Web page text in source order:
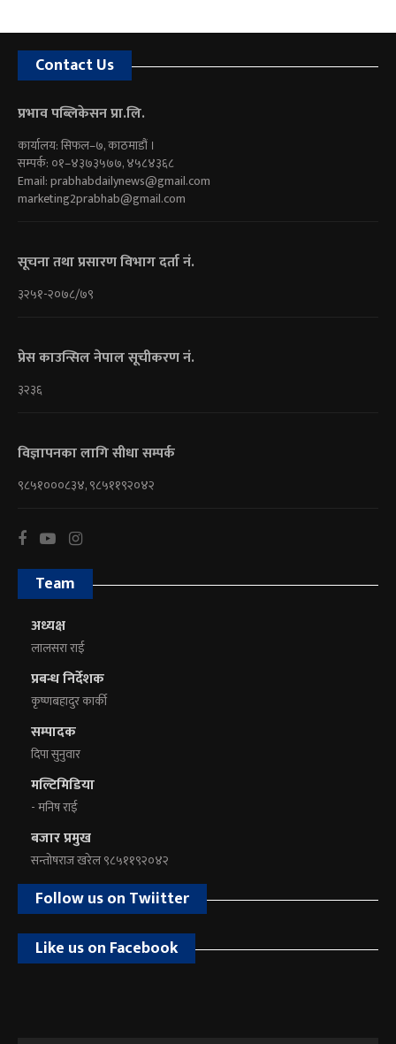
Contact Us
प्रभाव पब्लिकेसन प्रा.लि.
कार्यालय: सिफल–७, काठमाडौं ।
सम्पर्क: ०१–४३७३५७७, ४५८४३६८
Email:prabhabdailynews@gmail.com
marketing2prabhab@gmail.com
सूचना तथा प्रसारण विभाग दर्ता नं.
३२५१-२०७८/७९
प्रेस काउन्सिल नेपाल सूचीकरण नं.
३२३६
विज्ञापनका लागि सीधा सम्पर्क
९८५१०००८३४, ९८५११९२०४२
Team
अध्यक्ष
लालसरा राई
प्रबन्ध निर्देशक
कृष्णबहादुर कार्की
सम्पादक
दिपा सुनुवार
मल्टिमिडिया
- मनिष राई
बजार प्रमुख
सन्तोषराज खरेल ९८५११९२०४२
Follow us on Twiitter
Like us on Facebook